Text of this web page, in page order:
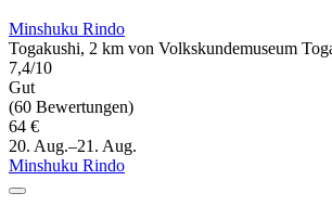
Minshuku Rindo
Togakushi, 2 km von Volkskundemuseum
7,4/10
Gut
(60 Bewertungen)
64 €
20. Aug.–21. Aug.
Minshuku Rindo